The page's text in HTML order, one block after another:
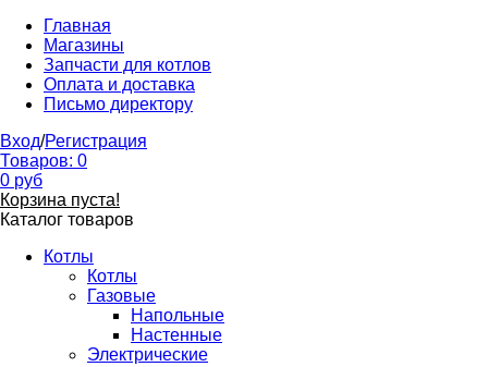
Главная
Магазины
Запчасти для котлов
Оплата и доставка
Письмо директору
Вход/Регистрация
Товаров: 0
0 руб
Корзина пуста!
Каталог товаров
Котлы
Котлы
Газовые
Напольные
Настенные
Электрические